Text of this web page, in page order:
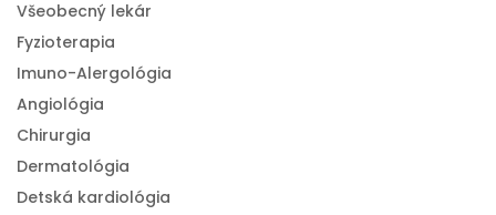
Všeobecný lekár
Fyzioterapia
Imuno-Alergológia
Angiológia
Chirurgia
Dermatológia
Detská kardiológia